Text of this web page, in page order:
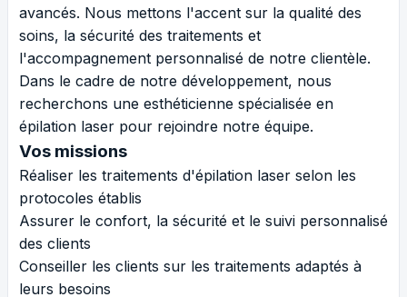
avancés. Nous mettons l'accent sur la qualité des
soins, la sécurité des traitements et
l'accompagnement personnalisé de notre clientèle.
Dans le cadre de notre développement, nous
recherchons une esthéticienne spécialisée en
épilation laser pour rejoindre notre équipe.
Vos missions
Réaliser les traitements d'épilation laser selon les
protocoles établis
Assurer le confort, la sécurité et le suivi personnalisé
des clients
Conseiller les clients sur les traitements adaptés à
leurs besoins